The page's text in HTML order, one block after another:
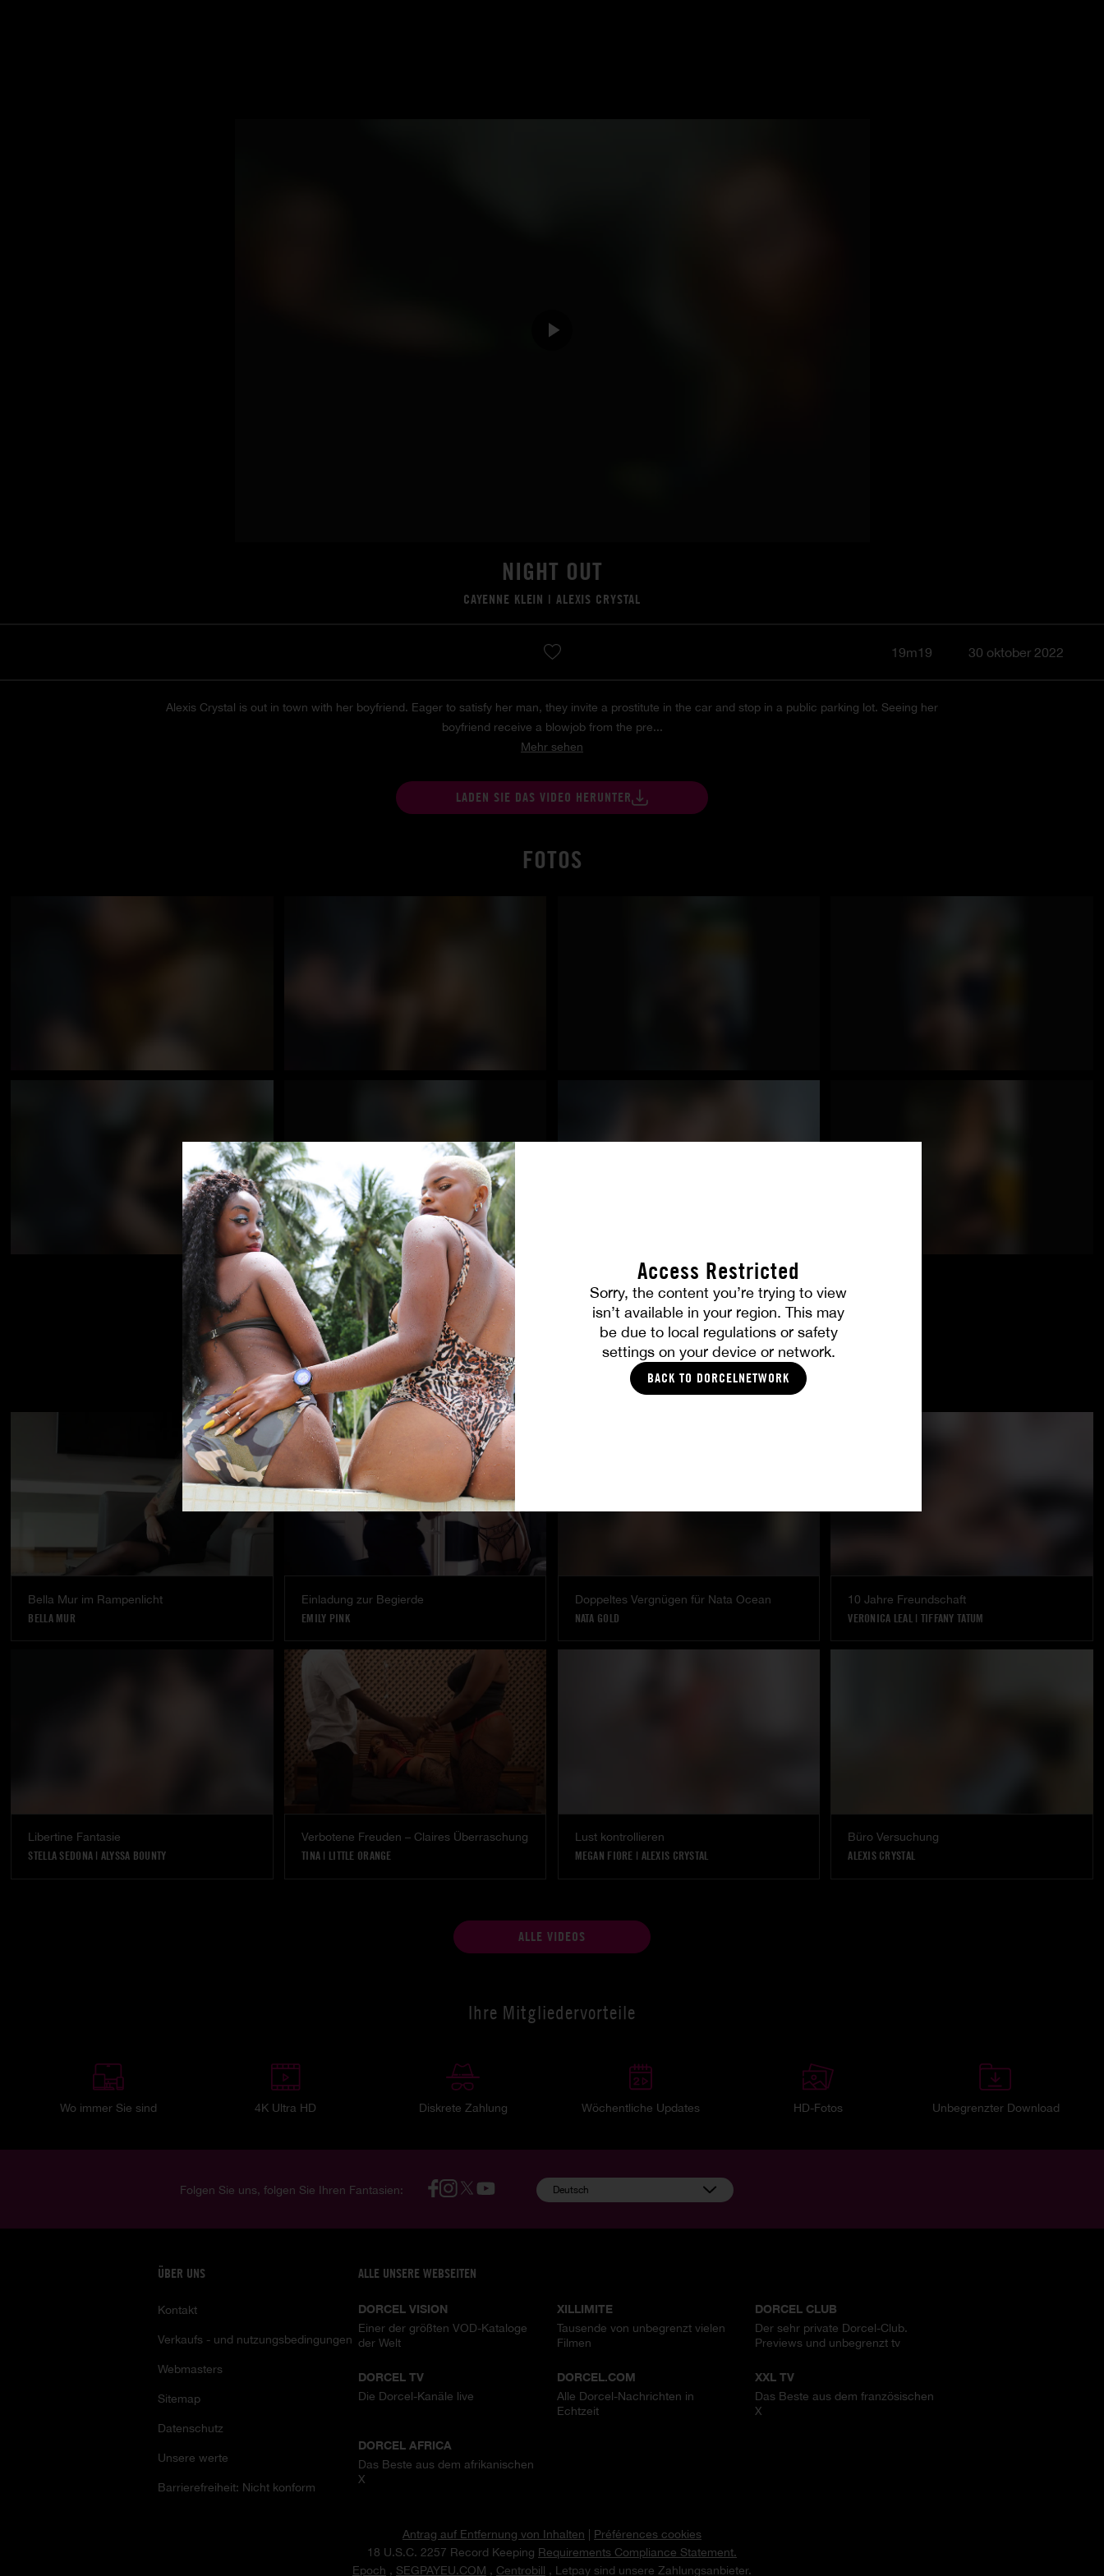
Access Restricted
Sorry, the content you’re trying to view
isn’t available in your region. This may
be due to local regulations or safety
settings on your device or network.
BACK TO DORCELNETWORK
NIGHT OUT
CAYENNE KLEIN | ALEXIS CRYSTAL
19m19 30 oktober 2022
Alexis Crystal is out in town with her boyfriend. Eager to satisfy her man, they invite a prostitute in the car and stop in a public parking lot. Seeing her
boyfriend receive a blowjob from the pre...
Mehr sehen
LADEN SIE DAS VIDEO HERUNTER
FOTOS
DIES SOLLTE IHNEN GEFALLEN
Bella Mur im Rampenlicht
BELLA MUR
Einladung zur Begierde
EMILY PINK
Doppeltes Vergnügen für Nata Ocean
NATA GOLD
10 Jahre Freundschaft
VERONICA LEAL | TIFFANY TATUM
Libertine Fantasie
STELLA SEDONA | ALYSSA BOUNTY
Verbotene Freuden – Claires Überraschung
TINA | LITTLE ORANGE
Lust kontrollieren
MEGAN FIORE | ALEXIS CRYSTAL
Büro Versuchung
ALEXIS CRYSTAL
ALLE VIDEOS
Ihre Mitgliedervorteile
Wo immer Sie sind 4K Ultra HD Diskrete Zahlung Wöchentliche Updates HD-Fotos Unbegrenzter Download
Folgen Sie uns, folgen Sie Ihren Fantasien: Deutsch
ÜBER UNS
Kontakt
Verkaufs - und nutzungsbedingungen
Webmasters
Sitemap
Datenschutz
Unsere werte
Barrierefreiheit: Nicht konform
ALLE UNSERE WEBSEITEN
DORCEL VISION
Einer der größten VOD-Kataloge
der Welt
XILLIMITE
Tausende von unbegrenzt vielen
Filmen
DORCEL CLUB
Der sehr private Dorcel-Club.
Previews und unbegrenzt tv
DORCEL TV
Die Dorcel-Kanäle live
DORCEL.COM
Alle Dorcel-Nachrichten in
Echtzeit
XXL TV
Das Beste aus dem französischen
X
DORCEL AFRICA
Das Beste aus dem afrikanischen
X
Antrag auf Entfernung von Inhalten
Préférences cookies
18 U.S.C. 2257 Record Keeping Requirements Compliance Statement.
Epoch , SEGPAYEU.COM , Centrobill , Letpay sind unsere Zahlungsanbieter.